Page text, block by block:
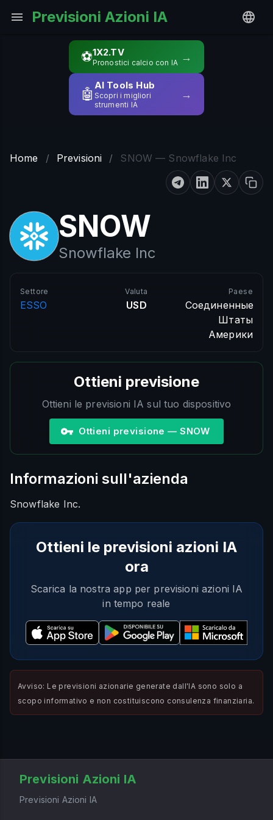
Previsioni Azioni IA
⚽1X2.TV
Pronostici calcio con IA →
🤖
AI Tools Hub
Scopri i migliori
strumenti IA
→
Home / Previsioni / SNOW — Snowflake Inc
SNOW
Snowflake Inc
Settore
ESSO
Valuta
USD
Paese
Соединенные
Штаты
Америки
Ottieni previsione
Ottieni le previsioni IA sul tuo dispositivo
Ottieni previsione — SNOW
Informazioni sull'azienda
Snowflake Inc.
Ottieni le previsioni azioni IA
ora
Scarica la nostra app per previsioni azioni IA
in tempo reale
Avviso: Le previsioni azionarie generate dall'IA sono solo a
scopo informativo e non costituiscono consulenza finanziaria.
Previsioni Azioni IA
Previsioni Azioni IA